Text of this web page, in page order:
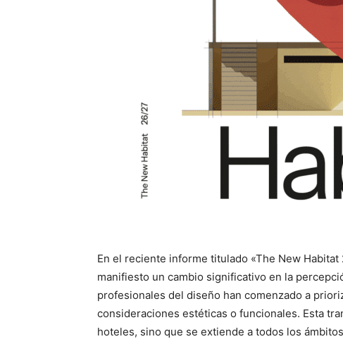
En el reciente informe titulado «The New
manifiesto un cambio significativo en la
profesionales del diseño han comenzado a
consideraciones estéticas o funcionales. Esta
hoteles, sino que se extiende a todos los